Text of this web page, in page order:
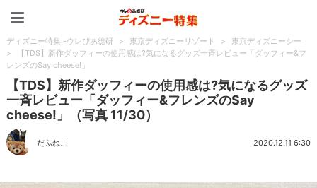
ディズニー特集 -ウレぴあ総研 > 東京ディズニーリゾート >
東京ディズニーシー
>
【TDS】新作ダッフィーの使用感は?気になるグッズ一斉レビュー「ダッフィー&フ
レンズのSay cheese!」
【TDS】新作ダッフィーの使用感は?気になるグッズ
一斉レビュー「ダッフィー&フレンズのSay
cheese!」（写真 11/30）
だふねこ 2020.12.11 6:30